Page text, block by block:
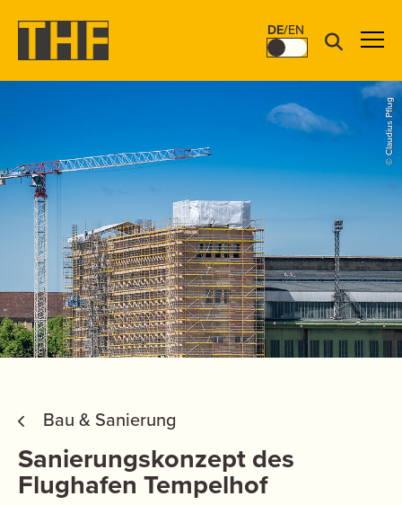
DE/EN
© Claudius Pflug
Bau & Sanierung
Sanierungskonzept des
Flughafen Tempelhof